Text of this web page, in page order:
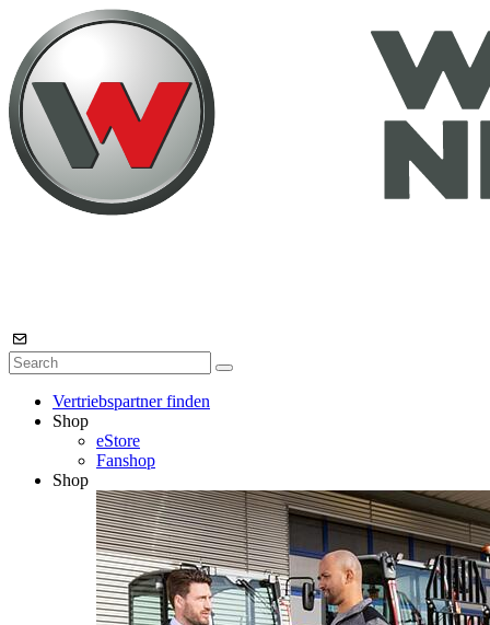
Vertriebspartner finden
Shop
eStore
Fanshop
Shop